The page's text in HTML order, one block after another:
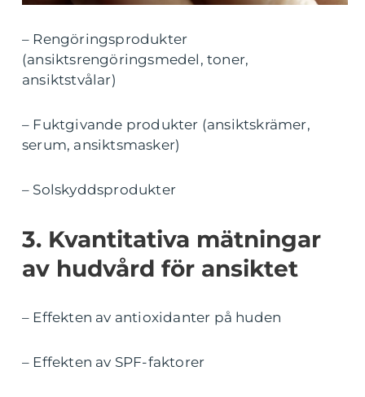
– Rengöringsprodukter
(ansiktsrengöringsmedel, toner,
ansiktstvålar)
– Fuktgivande produkter (ansiktskrämer,
serum, ansiktsmasker)
– Solskyddsprodukter
3. Kvantitativa mätningar
av hudvård för ansiktet
– Effekten av antioxidanter på huden
– Effekten av SPF-faktorer